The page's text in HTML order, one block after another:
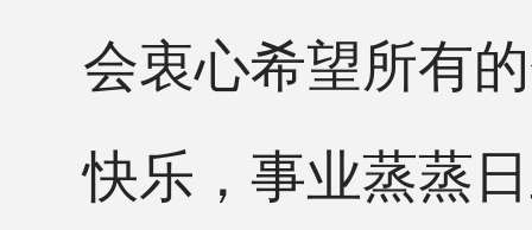
会衷心希望所有
快乐，事业蒸蒸